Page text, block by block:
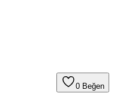
0 Beğen